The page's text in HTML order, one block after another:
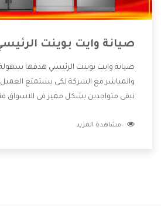
صيانة وايت بوينت
صيانة وايت بوينت الرئيسي هدفها
والمباشر مع الشركة لكى يستمتع العميل
نبقى متواجدين بشكل مميز فى الاسواق
الشركة بها والتى تكون منها خدمة
مشاهدة المزيد